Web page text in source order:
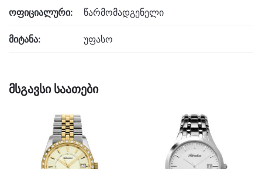
ოფიციალური: წარმომადგენელი
მიტანა: უფასო
მსგავსი საათები